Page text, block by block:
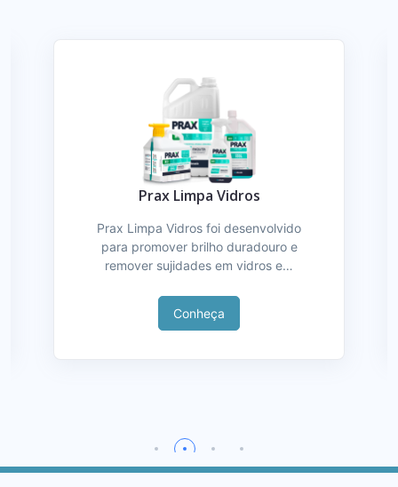
Prax Limpa Vidros
Prax Limpa Vidros foi desenvolvido
para promover brilho duradouro e
remover sujidades em vidros e…
Conheça